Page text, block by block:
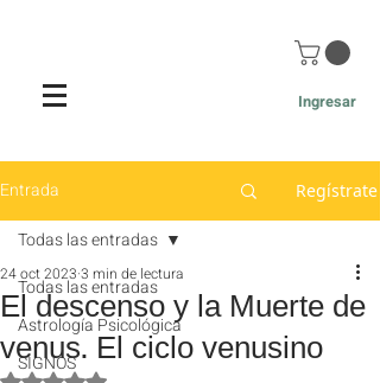
Ingresar
Entrada Regístrate
Todas las entradas
Astrología Psicológica
SIGNOS
Todas las entradas
El descenso y la Muerte de
venus. El ciclo venusino
24 oct 2023 3 min de lectura